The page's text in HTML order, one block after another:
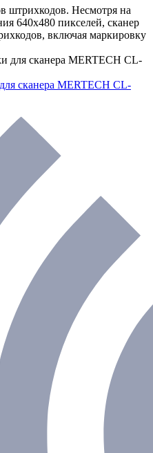
штрихкодов. Несмотря на
640х480 пикселей, сканер
включая маркировку
сканера MERTECH CL-